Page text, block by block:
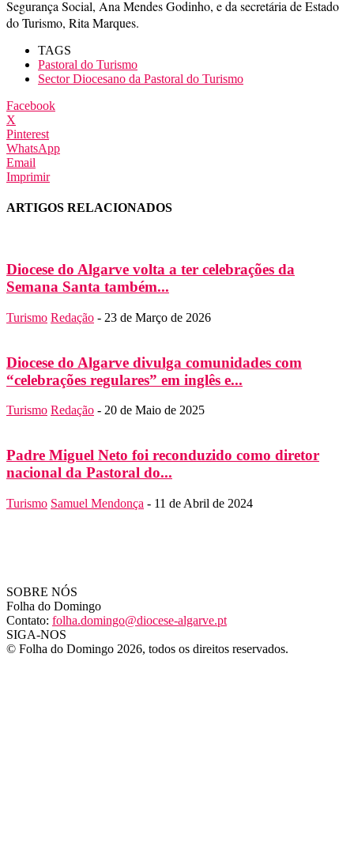
Segurança Social, Ana Mendes Godinho, e da secretária de Estado
do Turismo, Rita Marques.
TAGS
Pastoral do Turismo
Sector Diocesano da Pastoral do Turismo
Facebook
X
Pinterest
WhatsApp
Email
Imprimir
ARTIGOS RELACIONADOS
Diocese do Algarve volta a ter celebrações da
Semana Santa também...
Turismo Redação - 23 de Março de 2026
Diocese do Algarve divulga comunidades com
“celebrações regulares” em inglês e...
Turismo Redação - 20 de Maio de 2025
Padre Miguel Neto foi reconduzido como diretor
nacional da Pastoral do...
Turismo Samuel Mendonça - 11 de Abril de 2024
SOBRE NÓS
Folha do Domingo
Contato: folha.domingo@diocese-algarve.pt
SIGA-NOS
© Folha do Domingo 2026, todos os direitos reservados.